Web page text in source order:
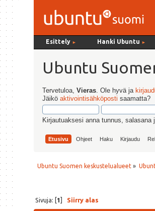
Esittely ► Hanki Ubuntu ►
Ubuntu
Tervetuloa, Vieras. Ole hyvä ja
Jäikö aktivointisähköposti saamatta?
Kirjautuaksesi anna tunnus, salasana
Etusivu Ohjeet Haku Kirjaudu
Ubuntu Suomen keskustelualueet »
Sivuja: [1] Siirry alas